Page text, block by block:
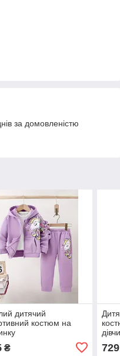
за домовленістю
дитячий
костюм на
₴ 729